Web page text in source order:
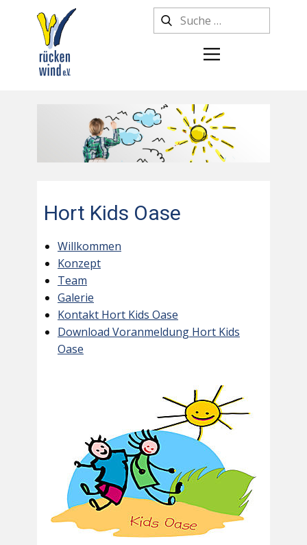
Hort Kids Oase
Willkommen
Konzept
Team
Galerie
Kontakt Hort Kids Oase
Download Voranmeldung Hort Kids
Oase